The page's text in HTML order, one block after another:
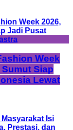
Week
Siap
Lewat